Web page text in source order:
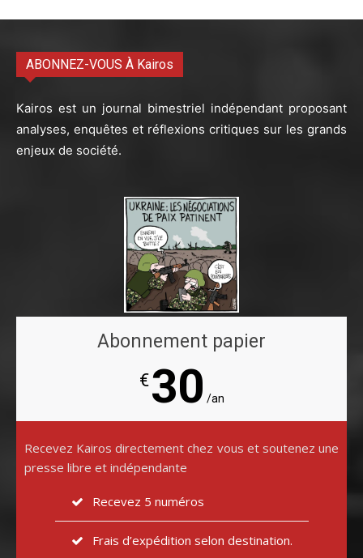
ABONNEZ-VOUS À Kairos
Kairos est un journal bimestriel indépendant proposant
analyses, enquêtes et réflexions critiques sur les grands
enjeux de société.
Abonnement papier
€30 /an
Recevez Kairos directement chez vous et soutenez une
presse libre et indépendante
Recevez 5 numéros
Frais d’expédition selon destination.